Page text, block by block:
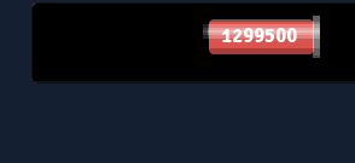
1299500
1299500